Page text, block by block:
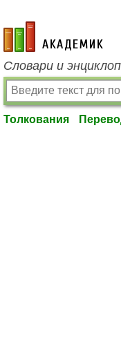
academic.ru
Словари и
Толкования